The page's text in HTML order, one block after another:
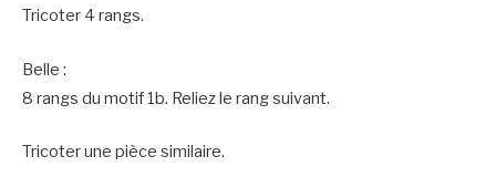
Tricoter 4 rangs.
Belle :
8 rangs du motif 1b. Reliez le rang suivant.
Tricoter une pièce similaire.